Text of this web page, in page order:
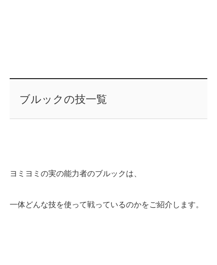
ブルックの技一覧
ヨミヨミの実の能力者のブルックは、
一体どんな技を使って戦っているのかをご紹介します。